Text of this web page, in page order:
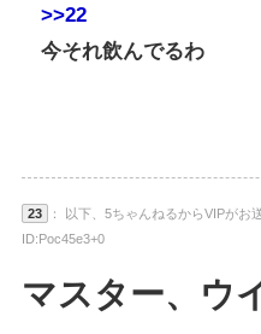
>>22
今それ飲んでるわ
23
： 以下、5ちゃんねるからVIPがお
ID:Poc45e3+0
マスター、ウ